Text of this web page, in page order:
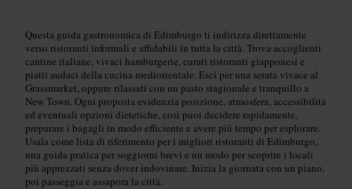
Questa guida gastronomica di Edimburgo ti indirizza direttamente
verso ristoranti informali e affidabili in tutta la città. Trova accoglienti
cantine italiane, vivaci hamburgerie, curati ristoranti giapponesi e
piatti audaci della cucina mediorientale. Esci per una serata vivace al
Grassmarket, oppure rilassati con un pasto stagionale e tranquillo a
New Town. Ogni proposta evidenzia posizione, atmosfera, accessibilità
ed eventuali opzioni dietetiche, così puoi decidere rapidamente,
preparare i bagagli in modo efficiente e avere più tempo per esplorare.
Usala come lista di riferimento per i migliori ristoranti di Edimburgo,
una guida pratica per soggiorni brevi e un modo per scoprire i locali
più apprezzati senza dover indovinare. Inizia la giornata con un piano,
poi passeggia e assapora la città.